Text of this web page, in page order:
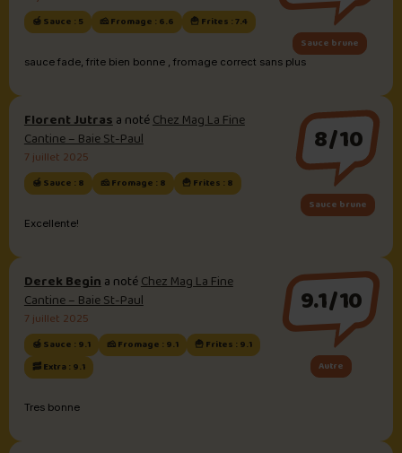
🍯 Sauce : 5 🧀 Fromage : 6.6 🍟 Frites : 7.4
Sauce brune
sauce fade, frite bien bonne , fromage correct sans plus
Florent Jutrasa notéChez Mag La Fine
Cantine – Baie St-Paul
7 juillet 2025
🍯 Sauce : 8 🧀 Fromage : 8 🍟 Frites : 8
8/10
Sauce brune
Excellente!
Derek Begina notéChez Mag La Fine
Cantine – Baie St-Paul
7 juillet 2025
🍯 Sauce : 9.1 🧀 Fromage : 9.1
🍟 Frites : 9.1
🥓 Extra : 9.1
9.1/10
Autre
Tres bonne